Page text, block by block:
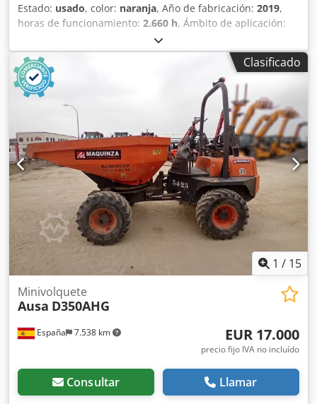
Estado: usado, color: naranja, Año de fabricación: 2019,
horas de funcionamiento: 2.660 h, Ámbito de aplicación:
Minería Marca motor: Kubota Cedpfxezb I Uks Afneha
Ubicación: Olesa de Monserrat (Barcelona) Dumper
articulado AUSA D600APG. Disfruta de la capacidad de
tolva más elevada del mercado . La mejor capacidad todo
terreno en suelos inestables, con máxima estabilidad a
plena carga y con motor Kubota de elevada potencia. El
contrapeso integrado trasero, proporciona protección anti-
impactos y asegura su estabilidad. Matriculada CE
Clasificado
1 / 15
España 7.538 km
Minivolquete
Ausa D350AHG
EUR 17.000
precio fijo IVA no incluído
Consultar Llamar